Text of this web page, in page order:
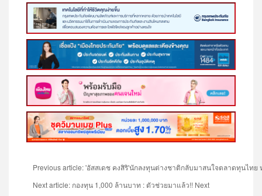
Previous article: 'อัสสเดช คงสิริ'นักลงทุนต่างชาติกลับมาสนใจตลาดทุนไทย
Next article: กองทุน 1,000 ล้านบาท : ตัวช่วยมาแล้ว!! Next